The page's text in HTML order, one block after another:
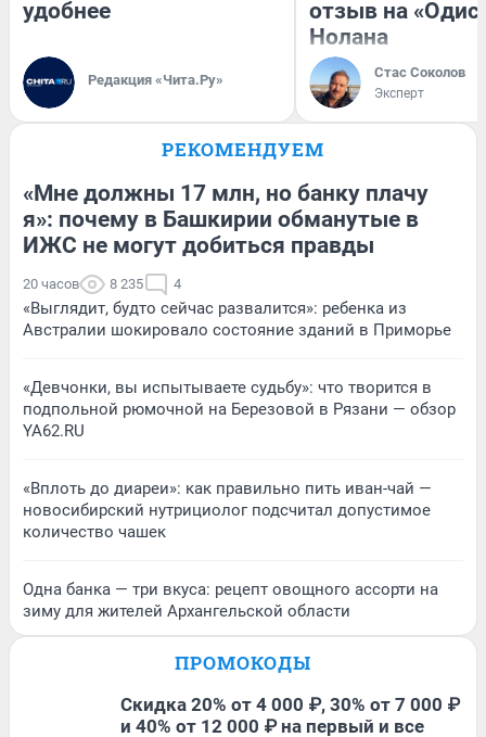
удобнее
Редакция «Чита.Ру»
отзыв на
Нолана
Стас Соколов
Эксперт
РЕКОМЕНДУЕМ
«Мне должны 17 млн, но банку плачу
я»: почему в Башкирии обманутые в
ИЖС не могут добиться правды
20 часов 8 235 4
«Выглядит, будто сейчас развалится»: ребенка из
Австралии шокировало состояние зданий в Приморье
«Девчонки, вы испытываете судьбу»: что творится в
подпольной рюмочной на Березовой в Рязани — обзор
YA62.RU
«Вплоть до диареи»: как правильно пить иван-чай —
новосибирский нутрициолог подсчитал допустимое
количество чашек
Одна банка — три вкуса: рецепт овощного ассорти на
зиму для жителей Архангельской области
ПРОМОКОДЫ
Скидка 20% от 4 000 ₽, 30% от 7 000 ₽
и 40% от 12 000 ₽ на первый и все